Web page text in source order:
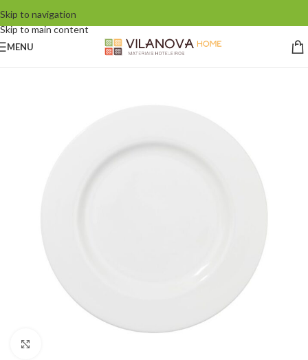
Skip to navigation
Skip to main content
MENU